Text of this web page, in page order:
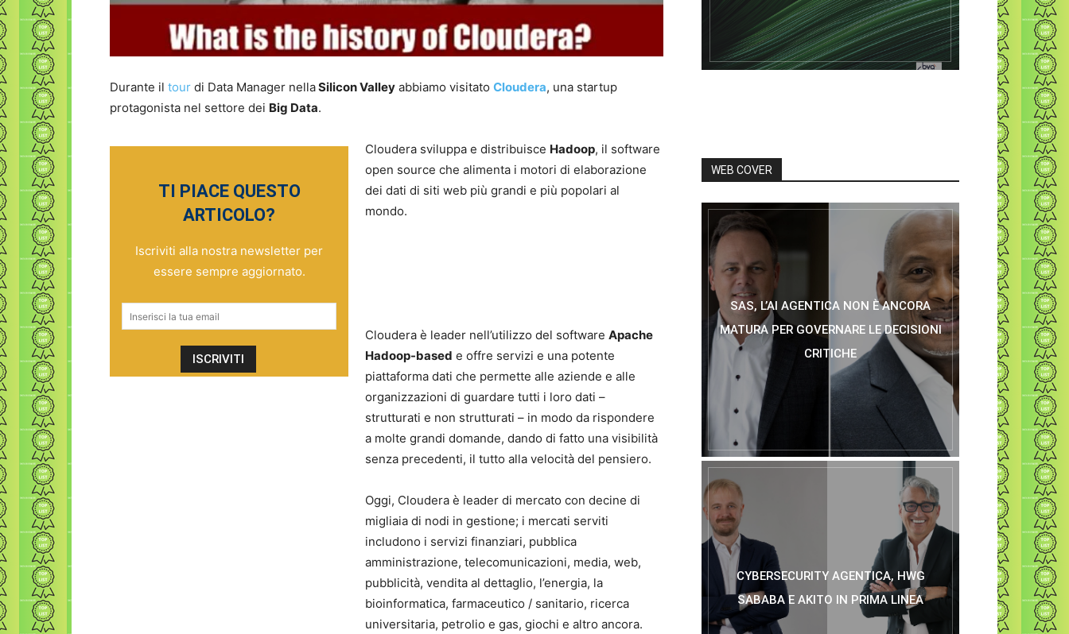
Durante il tour di Data Manager nellaSilicon Valley abbiamo visitato Cloudera, una startup
protagonista nel settore dei Big Data.
TI PIACE QUESTO
ARTICOLO?
Iscriviti alla nostra newsletter per
essere sempre aggiornato.
Cloudera sviluppa e distribuisce Hadoop, il software
open source che alimenta i motori di elaborazione
dei dati di siti web più grandi e più popolari al
mondo.
Cloudera è leader nell’utilizzo del software Apache
Hadoop-based e offre servizi e una potente
piattaforma dati che permette alle aziende e alle
organizzazioni di guardare tutti i loro dati –
strutturati e non strutturati – in modo da rispondere
a molte grandi domande, dando di fatto una visibilità
senza precedenti, il tutto alla velocità del pensiero.
Oggi, Cloudera è leader di mercato con decine di
migliaia di nodi in gestione; i mercati serviti
includono i servizi finanziari, pubblica
amministrazione, telecomunicazioni, media, web,
pubblicità, vendita al dettaglio, l’energia, la
bioinformatica, farmaceutico / sanitario, ricerca
universitaria, petrolio e gas, giochi e altro ancora.
WEB COVER
SAS, L’AI AGENTICA NON È ANCORA
MATURA PER GOVERNARE LE DECISIONI
CRITICHE
CYBERSECURITY AGENTICA, HWG
SABABA E AKITO IN PRIMA LINEA